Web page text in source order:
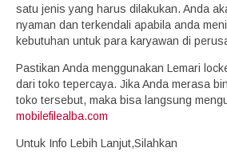
satu jenis yang harus dilakukan. Anda
nyaman dan terkendali apabila anda
kebutuhan untuk para karyawan di
Pastikan Anda menggunakan Lemari
dari toko tepercaya. Jika Anda merasa
toko tersebut, maka bisa langsung
mobilefilealba.com
Untuk Info Lebih Lanjut,Silahkan